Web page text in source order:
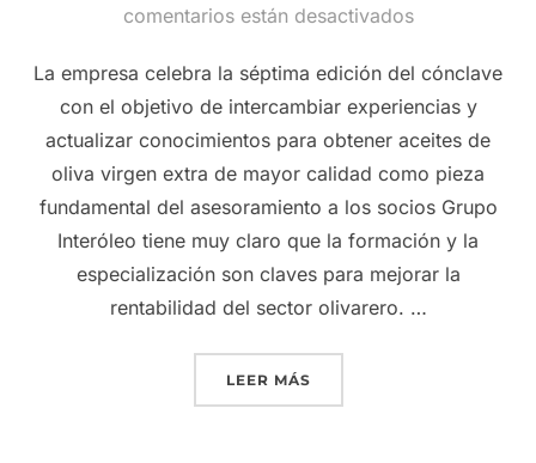
el
comentarios están desactivados
La empresa celebra la séptima edición del cónclave
con el objetivo de intercambiar experiencias y
actualizar conocimientos para obtener aceites de
oliva virgen extra de mayor calidad como pieza
fundamental del asesoramiento a los socios Grupo
Interóleo tiene muy claro que la formación y la
especialización son claves para mejorar la
rentabilidad del sector olivarero. …
LEER MÁS«EL VII CÓNCLAVE DE